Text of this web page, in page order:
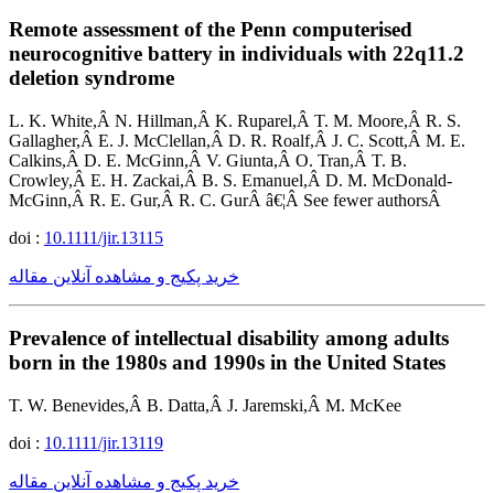
Remote assessment of the Penn computerised
neurocognitive battery in individuals with 22q11.2
deletion syndrome
L. K. White,Â N. Hillman,Â K. Ruparel,Â T. M. Moore,Â R. S.
Gallagher,Â E. J. McClellan,Â D. R. Roalf,Â J. C. Scott,Â M. E.
Calkins,Â D. E. McGinn,Â V. Giunta,Â O. Tran,Â T. B.
Crowley,Â E. H. Zackai,Â B. S. Emanuel,Â D. M. McDonald-
McGinn,Â R. E. Gur,Â R. C. GurÂ â€¦Â See fewer authorsÂ
doi : 10.1111/jir.13115
خرید پکیج و مشاهده آنلاین مقاله
Prevalence of intellectual disability among adults
born in the 1980s and 1990s in the United States
T. W. Benevides,Â B. Datta,Â J. Jaremski,Â M. McKee
doi : 10.1111/jir.13119
خرید پکیج و مشاهده آنلاین مقاله